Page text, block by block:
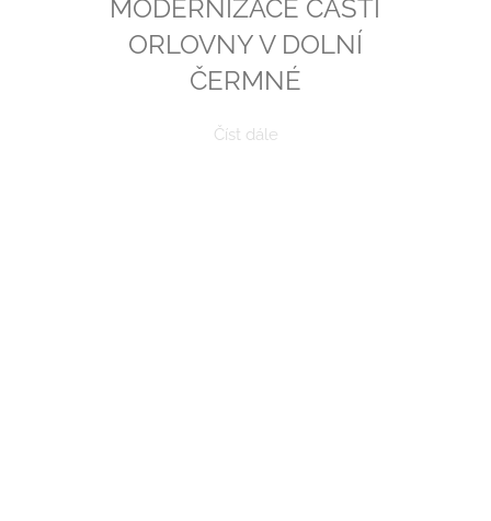
MODERNIZACE ČÁSTI
ORLOVNY V DOLNÍ
ČERMNÉ
Číst dále